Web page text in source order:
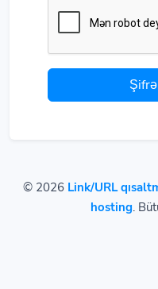
© 2026 Link/URL
hosting.